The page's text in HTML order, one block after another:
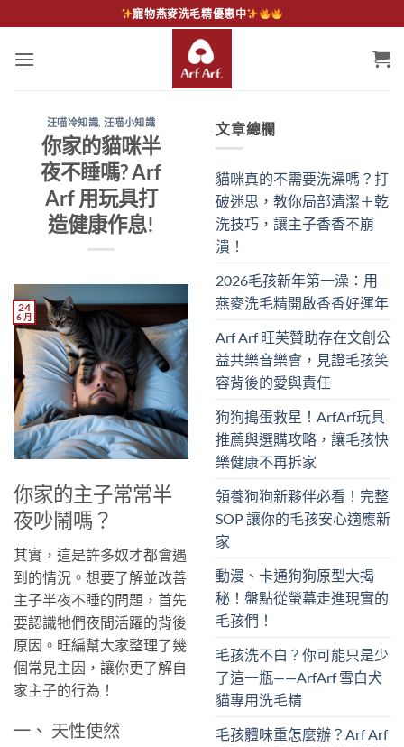
to
content
寵物燕麥洗毛精優惠中
汪喵冷知識 汪喵小知識
你家的貓咪半
夜不睡嗎? Arf
Arf 用玩具打
造健康作息!
24
6 月
你家的主子常常半
夜吵鬧嗎？
其實，這是許多奴才都會遇
到的情況。想要了解並改善
主子半夜不睡的問題，首先
要認識牠們夜間活躍的背後
原因。 旺編幫大家整理了幾
個常見主因，讓你更了解自
家主子的行為！
一、 天性使然
文章總欄
貓咪真的不需要洗澡嗎？打
破迷思，教你局部清潔＋乾
洗技巧，讓主子香香不崩
潰！
2026毛孩新年第一澡：用
燕麥洗毛精開啟香香好運年
Arf Arf 旺芙贊助存在文創公
益共樂音樂會，見證毛孩笑
容背後的愛與責任
狗狗搗蛋救星！ArfArf玩具
推薦與選購攻略，讓毛孩快
樂健康不再拆家
領養狗狗新夥伴必看！完整
SOP 讓你的毛孩安心適應新
家
動漫、卡通狗狗原型大揭
秘！盤點從螢幕走進現實的
毛孩們！
毛孩洗不白？你可能只是少
了這一瓶——ArfArf 雪白犬
貓專用洗毛精
毛孩體味重怎麼辦？Arf Arf